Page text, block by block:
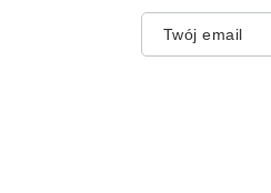
Twój email